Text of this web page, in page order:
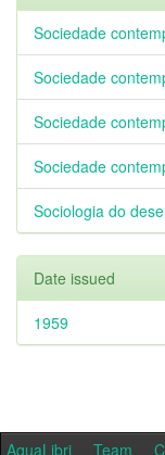
Sociedade
Sociedade
Sociedade
Sociedade
Sociologia do
Date issued
1959
AquaLibri Team